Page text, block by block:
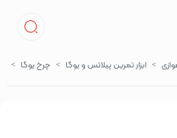
ابزار تمرین پیلاتس و یوگا چرخ یوگا